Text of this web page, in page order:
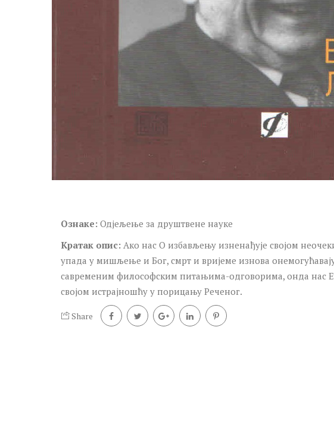
Ознаке: Одјељење за друштвене науке
Кратак опис: Ако нас О избављењу изненађује својом
упада у мишљење и Бог, смрт и вријеме изнова
савременим философским питањима-одговорима, онда нас
својом истрајношћу у порицању Реченог.
Share